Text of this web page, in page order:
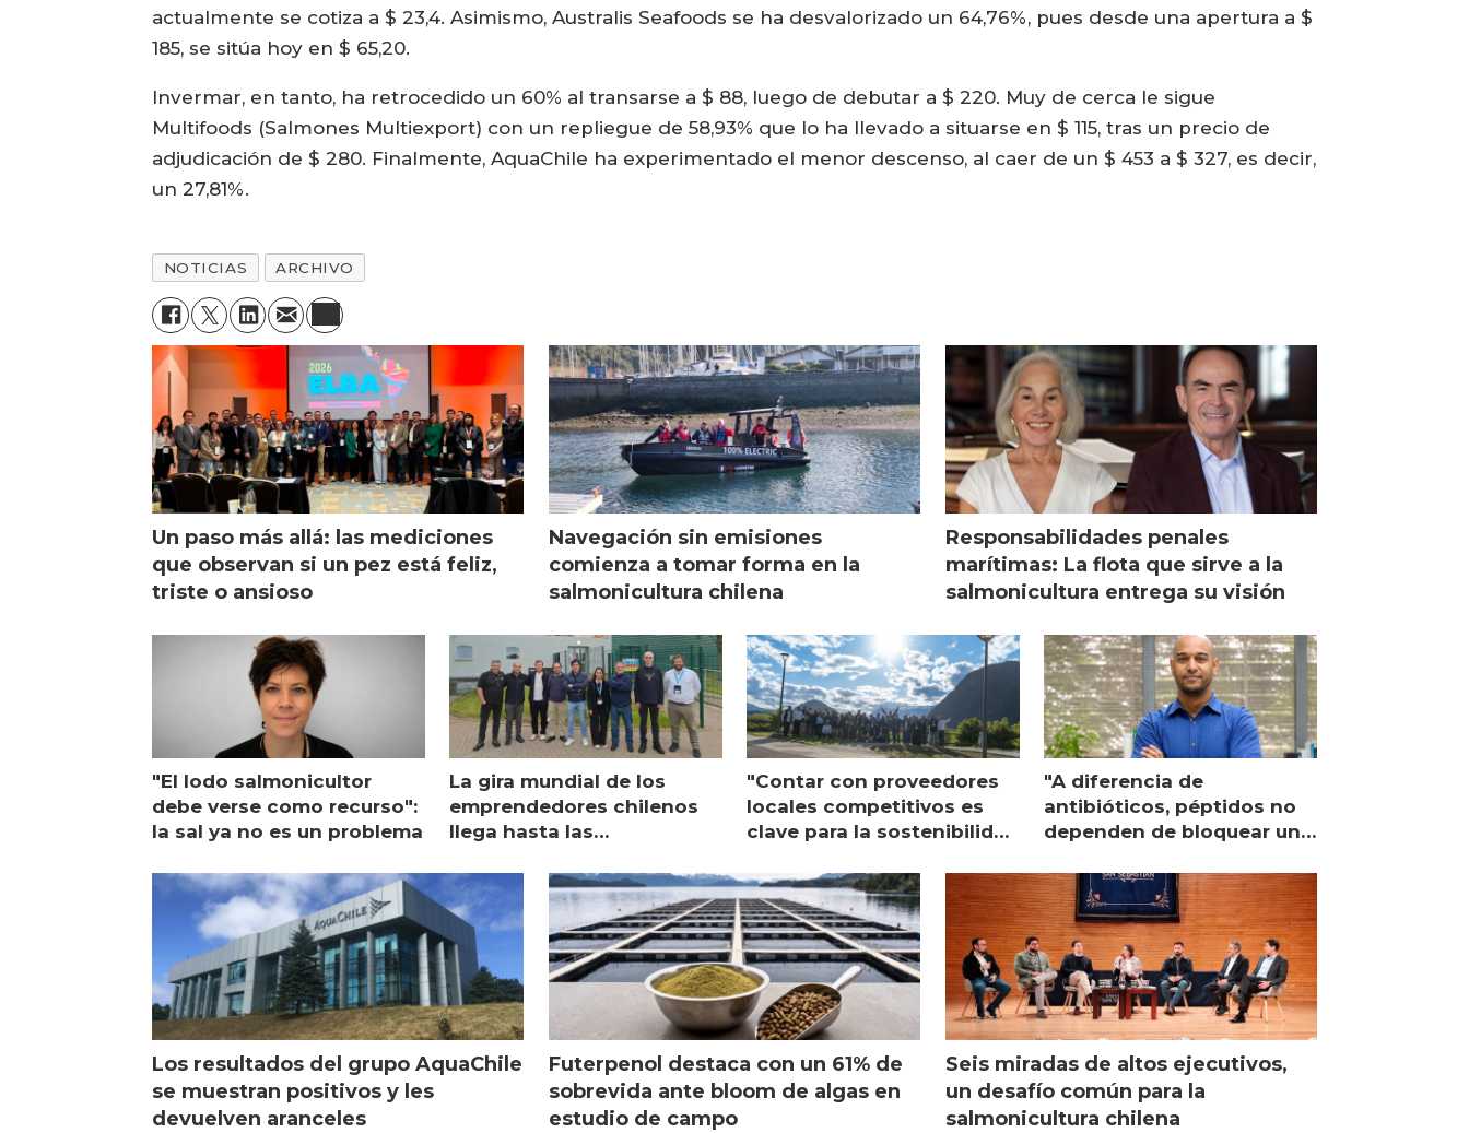
actualmente se cotiza a $ 23,4. Asimismo, Australis Seafoods se ha desvalorizado un 64,76%, pues desde una apertura a $
185, se sitúa hoy en $ 65,20.
Invermar, en tanto, ha retrocedido un 60% al transarse a $ 88, luego de debutar a $ 220. Muy de cerca le sigue
Multifoods (Salmones Multiexport) con un repliegue de 58,93% que lo ha llevado a situarse en $ 115, tras un precio de
adjudicación de $ 280. Finalmente, AquaChile ha experimentado el menor descenso, al caer de un $ 453 a $ 327, es decir,
un 27,81%.
NOTICIAS ARCHIVO
Un paso más allá: las mediciones
que observan si un pez está feliz,
triste o ansioso
Navegación sin emisiones
comienza a tomar forma en la
salmonicultura chilena
Responsabilidades penales
marítimas: La flota que sirve a la
salmonicultura entrega su visión
"El lodo salmonicultor
debe verse como recurso":
la sal ya no es un problema
La gira mundial de los
emprendedores chilenos
llega hasta las
Escocia
"Contar con proveedores
locales competitivos es
clave para la sostenibilidad
"A diferencia de
antibióticos, péptidos no
dependen de bloquear una
Los resultados del grupo AquaChile
se muestran positivos y les
devuelven aranceles
Futerpenol destaca con un 61% de
sobrevida ante bloom de algas en
estudio de campo
Seis miradas de altos ejecutivos,
un desafío común para la
salmonicultura chilena